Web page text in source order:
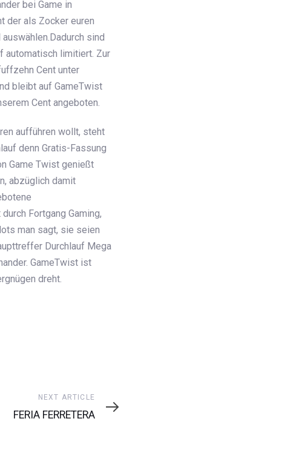
bei Game in
der als Zocker euren
sind
automatisch limitiert. Zur
Cent unter
bleibt auf GameTwist
Cent angeboten.
aufführen wollt, steht
denn Gratis-Fassung
Game Twist genießt
abzüglich damit
Fortgang Gaming,
man sagt, sie seien
Durchlauf Mega
GameTwist ist
dreht.
Article
NEXT ARTICLE
FERIA FERRETERA